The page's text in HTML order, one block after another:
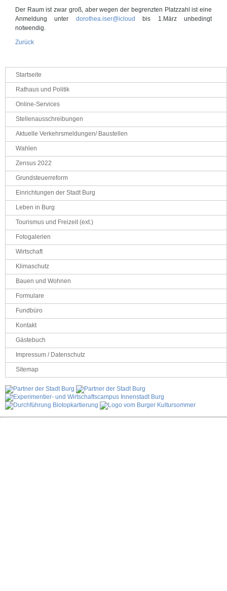
Der Raum ist zwar groß, aber wegen der begrenzten Platzzahl ist eine
Anmeldung unter dorothea.iser@icloud
bis 1.März unbedingt
notwendig.
Zurück
Navigation
überspringen
Startseite
Rathaus und Politik
Online-Services
Stellenausschreibungen
Aktuelle Verkehrsmeldungen/ Baustellen
Wahlen
Zensus 2022
Grundsteuerreform
Einrichtungen der Stadt Burg
Leben in Burg
Tourismus und Freizeit (ext.)
Fotogalerien
Wirtschaft
Klimaschutz
Bauen und Wohnen
Formulare
Fundbüro
Kontakt
Gästebuch
Impressum / Datenschutz
Sitemap